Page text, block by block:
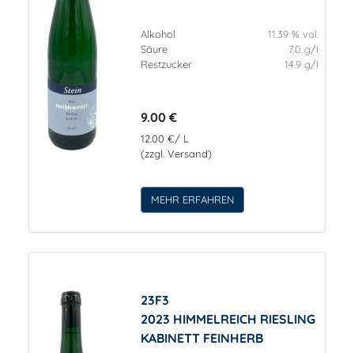
Alkohol
11.39 % vol.
Säure
7.0 g/l
Restzucker
14.9 g/l
9.00 €
12.00 €/ L
(zzgl. Versand)
MEHR ERFAHREN
23F3
2023 HIMMELREICH RIESLING
KABINETT FEINHERB